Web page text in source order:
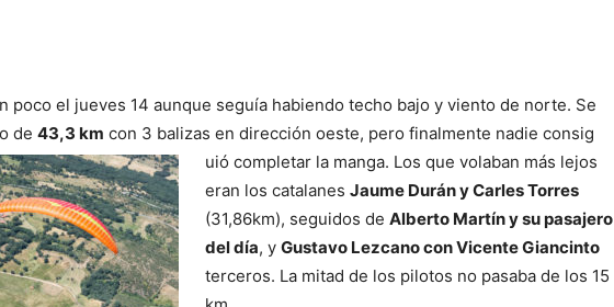
poco el jueves 14 aunque seguía habiendo techo bajo y viento de norte. Se
de 43,3 km con 3 balizas en dirección oeste, pero finalmente nadie consig
uió completar la manga. Los que volaban más lejos
eran los catalanes Jaume Durán y Carles Torres
(31,86km), seguidos de Alberto Martín y su pasajero
del día, y Gustavo Lezcano con Vicente Giancinto
terceros. La mitad de los pilotos no pasaba de los 15